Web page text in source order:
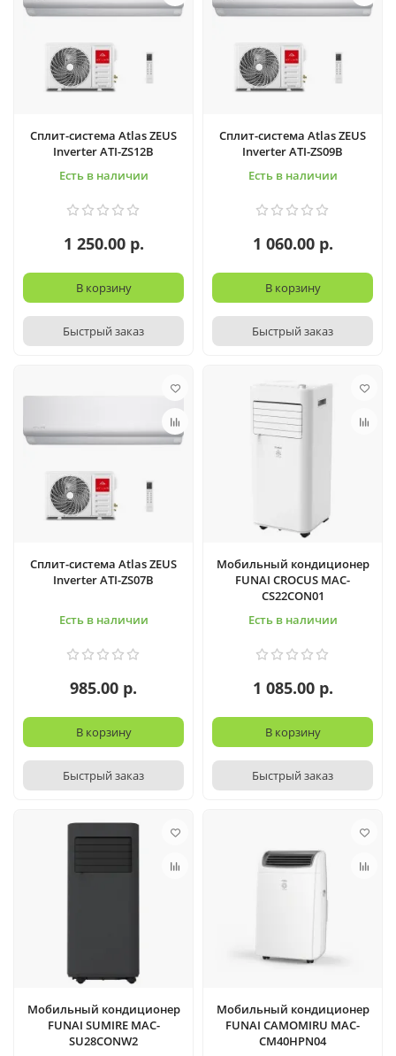
Сплит-система Atlas ZEUS
Inverter ATI-ZS12B
Есть в наличии
1 250.00 р.
В корзину
Быстрый заказ
Сплит-система Atlas ZEUS
Inverter ATI-ZS09B
Есть в наличии
1 060.00 р.
В корзину
Быстрый заказ
Сплит-система Atlas ZEUS
Inverter ATI-ZS07B
Есть в наличии
985.00 р.
В корзину
Быстрый заказ
Мобильный кондиционер
FUNAI CROCUS MAC-
CS22CON01
Есть в наличии
1 085.00 р.
В корзину
Быстрый заказ
Мобильный кондиционер
FUNAI SUMIRE MAC-
SU28CONW2
Мобильный кондиционер
FUNAI CAMOMIRU MAC-
CM40HPN04